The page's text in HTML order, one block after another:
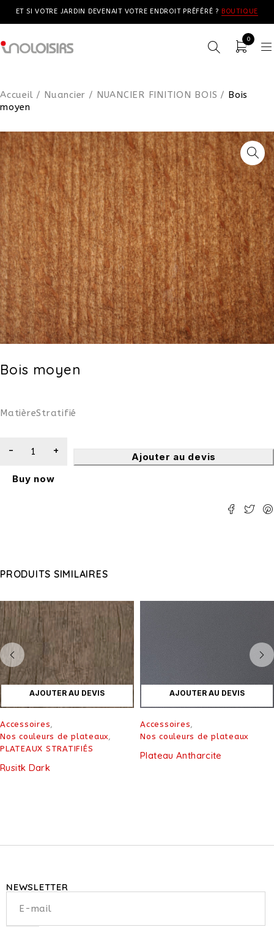
ET SI VOTRE JARDIN DEVENAIT VOTRE ENDROIT PRÉFÉRÉ ? BOUTIQUE
0
Accueil / Nuancier / NUANCIER FINITION BOIS / Bois
moyen
Bois moyen
MatièreStratifié
Ajouter au devis
Buy now
PRODUITS SIMILAIRES
AJOUTER AU DEVIS
Accessoires,
Nos couleurs de plateaux,
PLATEAUX STRATIFIÉS
Rusitk Dark
AJOUTER AU DEVIS
Accessoires,
Nos couleurs de plateaux
Plateau Antharcite
NEWSLETTER